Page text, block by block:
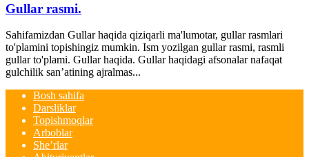
Gullar rasmi.
Sahifamizdan Gullar haqida qiziqarli ma'lumotar, gullar rasmlari
to'plamini topishingiz mumkin. Ism yozilgan gullar rasmi, rasmli
gullar to'plami. Gullar haqida. Gullar haqidagi afsonalar nafaqat
gulchilik san’atining ajralmas...
Bosh sahifa
Darsliklar
Topishmoqlar
Arboblar
She’rlar